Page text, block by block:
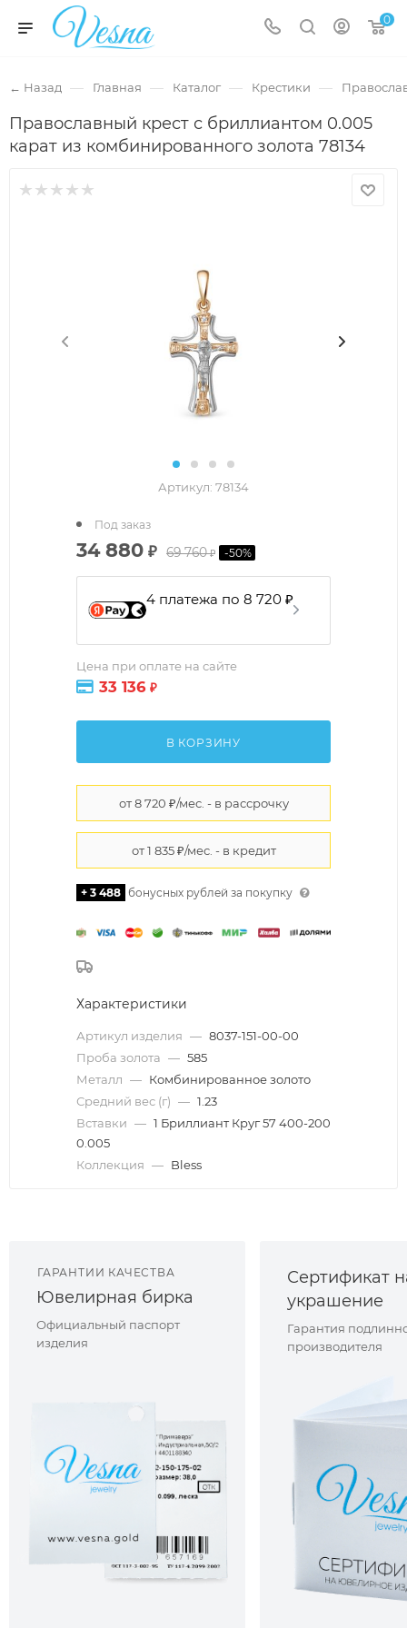
0
← Назад — Главная — Каталог — Крестики —
Православный крест с бриллиантом 0.005
карат из комбинированного золота 78134
Артикул: 78134
34 880 ₽ 69 760₽ -50%
4 платежа по 8 720 ₽
Цена при оплате на сайте
33 136 ₽
Под заказ
В КОРЗИНУ
+ 3 488 бонусных рублей за покупку
Характеристики
Артикул изделия — 8037-151-00-00
Проба золота — 585
Металл — Комбинированное золото
Средний вес (г) — 1.23
Вставки — 1 Бриллиант Круг 57 400-200
0.005
Коллекция — Bless
ГАРАНТИИ КАЧЕСТВА
Ювелирная бирка
Официальный паспорт
изделия
Сертификат
украшение
Гарантия
производителя